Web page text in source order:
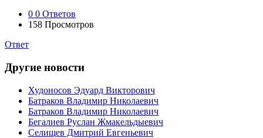
0 0 Ответов
158 Просмотров
Ответ
Другие новости
Худоносов Эдуард Викторович
Батраков Владимир Николаевич
Батраков Владимир Николаевич
Бегалиев Руслан Жмакельдыевич
Селищев Дмитрий Евгеньевич